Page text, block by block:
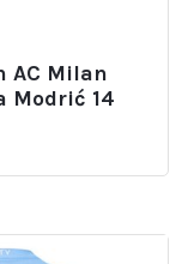
AC Milan
Modrić 14